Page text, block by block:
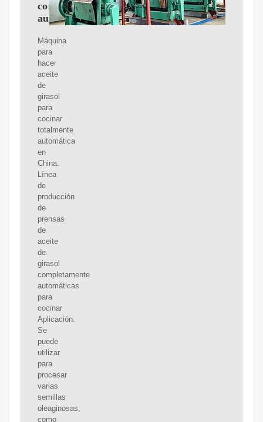
completamente
automática
Máquina
para
hacer
aceite
de
girasol
para
cocinar
totalmente
automática
en
China.
Línea
de
producción
de
prensas
de
aceite
de
girasol
completamente
automáticas
para
cocinar
Aplicación:
Se
puede
utilizar
para
procesar
varias
semillas
oleaginosas,
como